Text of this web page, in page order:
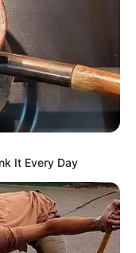
definirá el
Colombia. Ya hay
enfrentarán a la
a la
son Juanda
It Every Day